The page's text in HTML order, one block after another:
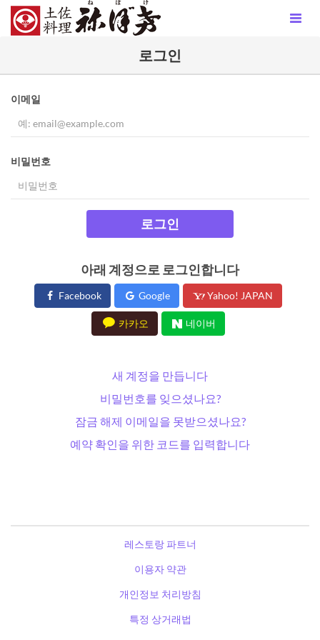
로그인
이메일
비밀번호
로그인
아래 계정으로 로그인합니다
Facebook Google Yahoo! JAPAN
카카오 네이버
새 계정을 만듭니다
비밀번호를 잊으셨나요?
잠금 해제 이메일을 못받으셨나요?
예약 확인을 위한 코드를 입력합니다
레스토랑 파트너
이용자 약관
개인정보 처리방침
특정 상거래법